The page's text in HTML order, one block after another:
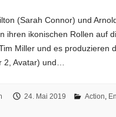
(Sarah Connor) und
ihren ikonischen Rollen auf
Miller und es produzieren
2, Avatar) und…
24. Mai 2019 Action,